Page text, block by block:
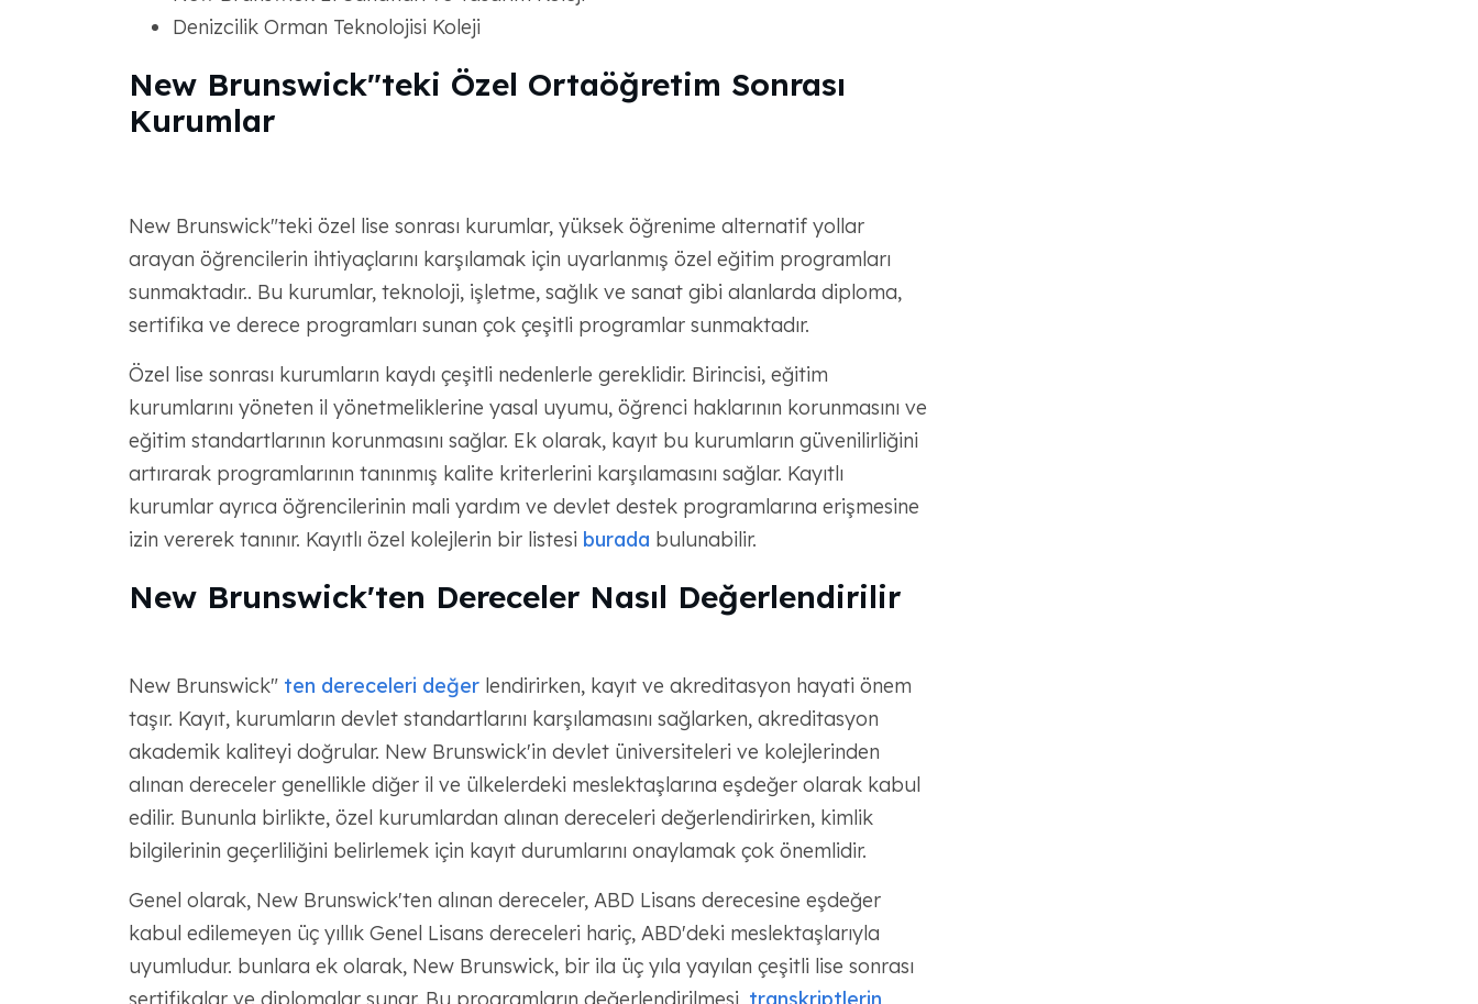
Denizcilik Orman Teknolojisi Koleji
New Brunswick"teki Özel Ortaöğretim Sonrası
Kurumlar
New Brunswick"teki özel lise sonrası kurumlar, yüksek öğrenime alternatif yollar
arayan öğrencilerin ihtiyaçlarını karşılamak için uyarlanmış özel eğitim programları
sunmaktadır.. Bu kurumlar, teknoloji, işletme, sağlık ve sanat gibi alanlarda diploma,
sertifika ve derece programları sunan çok çeşitli programlar sunmaktadır.
Özel lise sonrası kurumların kaydı çeşitli nedenlerle gereklidir. Birincisi, eğitim
kurumlarını yöneten il yönetmeliklerine yasal uyumu, öğrenci haklarının korunmasını ve
eğitim standartlarının korunmasını sağlar. Ek olarak, kayıt bu kurumların güvenilirliğini
artırarak programlarının tanınmış kalite kriterlerini karşılamasını sağlar. Kayıtlı
kurumlar ayrıca öğrencilerinin mali yardım ve devlet destek programlarına erişmesine
izin vererek tanınır. Kayıtlı özel kolejlerin bir listesi burada bulunabilir.
New Brunswick'ten Dereceler Nasıl Değerlendirilir
New Brunswick" ten dereceleri değerlendirirken, kayıt ve akreditasyon hayati önem
taşır. Kayıt, kurumların devlet standartlarını karşılamasını sağlarken, akreditasyon
akademik kaliteyi doğrular. New Brunswick'in devlet üniversiteleri ve kolejlerinden
alınan dereceler genellikle diğer il ve ülkelerdeki meslektaşlarına eşdeğer olarak kabul
edilir. Bununla birlikte, özel kurumlardan alınan dereceleri değerlendirirken, kimlik
bilgilerinin geçerliliğini belirlemek için kayıt durumlarını onaylamak çok önemlidir.
Genel olarak, New Brunswick'ten alınan dereceler, ABD Lisans derecesine eşdeğer
kabul edilemeyen üç yıllık Genel Lisans dereceleri hariç, ABD'deki meslektaşlarıyla
uyumludur. bunlara ek olarak, New Brunswick, bir ila üç yıla yayılan çeşitli lise sonrası